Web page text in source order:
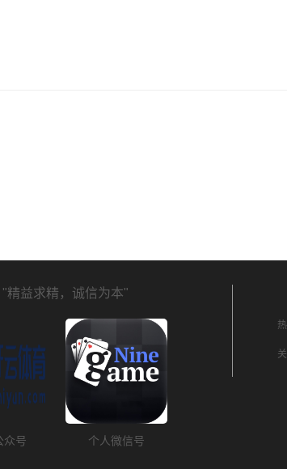
"精益求精，诚信为本"
众号 个人微信号